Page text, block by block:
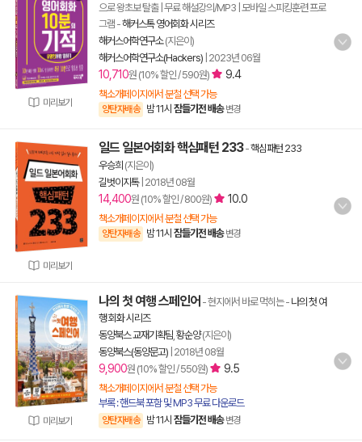
미리보기
으로 왕초보 탈출 | 무료 해설강의/MP3 | 모바일 스피킹훈련 프로
그램 -해커스톡 영어회화 시리즈
해커스어학연구소(지은이)
해커스어학연구소(Hackers) 2023년 06월
10,710원 (10% 할인 / 590원) 9.4
책소개페이지에서 분철 선택 가능
양탄자배송 밤 11시 잠들기전 배송 변경
미리보기
일드 일본어회화 핵심패턴 233-핵심패턴 233
우승희 (지은이)
길벗이지톡| 2018년 08월
14,400원 (10% 할인 / 800원) 10.0
책소개페이지에서 분철 선택 가능
양탄자배송 밤 11시 잠들기전 배송 변경
미리보기
나의 첫 여행 스페인어 - 현지에서 바로 먹히는- 나의 첫 여
행 회화 시리즈
동양북스 교재기획팀 황순양(지은이)
동양북스(동양문고) 2018년 08월
9,900원 (10% 할인 / 550원) 9.5
책소개페이지에서 분철 선택 가능
부록 : 핸드북 포함 및 MP3 무료 다운로드
양탄자배송 밤 11시 잠들기전 배송 변경